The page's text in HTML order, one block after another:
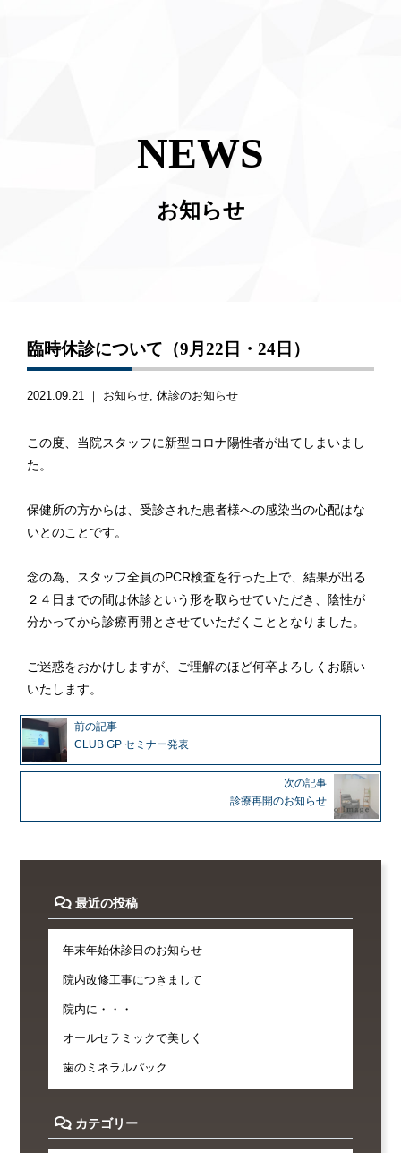
NEWS
お知らせ
臨時休診について（9月22日・24日）
2021.09.21 ｜ お知らせ 休診のお知らせ
この度、当院スタッフに新型コロナ陽性者が出てしまいまし
た。
保健所の方からは、受診された患者様への感染当の心配はな
いとのことです。
念の為、スタッフ全員のPCR検査を行った上で、結果が出る
２４日までの間は休診という形を取らせていただき、陰性が
分かってから診療再開とさせていただくこととなりました。
ご迷惑をおかけしますが、ご理解のほど何卒よろしくお願い
いたします。
前の記事
CLUB GP セミナー発表
次の記事
診療再開のお知らせ
最近の投稿
年末年始休診日のお知らせ
院内改修工事につきまして
院内に・・・
オールセラミックで美しく
歯のミネラルパック
カテゴリー